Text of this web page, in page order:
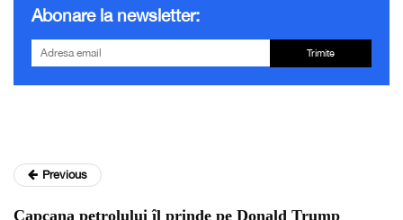
Abonare la newsletter:
Trimite
Previous
Capcana petrolului îl prinde pe Donald Trump